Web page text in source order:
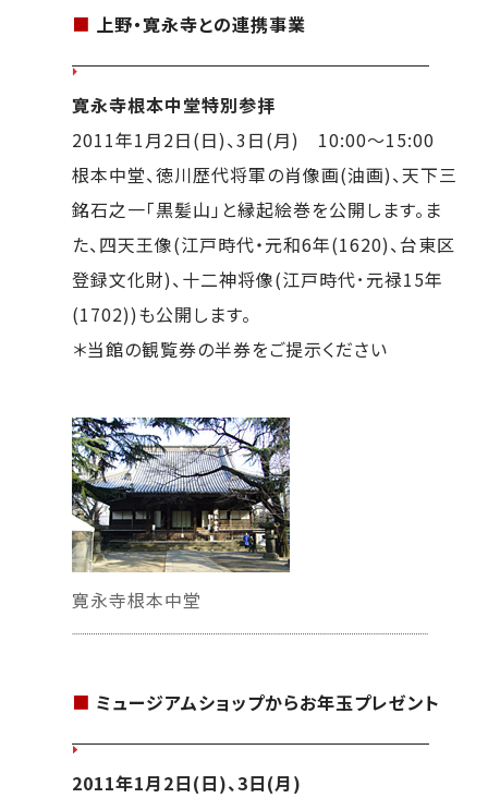
■ 上野・寛永寺との連携事業
寛永寺根本中堂特別参拝
2011年1月2日(日)、3日(月) 10:00～15:00
根本中堂、徳川歴代将軍の肖像画(油画)、天下三
銘石之一「黒髪山」と縁起絵巻を公開します。ま
た、四天王像(江戸時代・元和6年(1620)、台東区
登録文化財)、十二神将像(江戸時代･元禄15年
(1702))も公開します。
＊当館の観覧券の半券をご提示ください
寛永寺根本中堂
■ ミュージアムショップからお年玉プレゼント
2011年1月2日(日)、3日(月)